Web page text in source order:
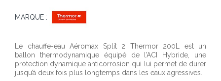
MARQUE :
Le chauffe-eau Aéromax Split 2 Thermor 200L est un
ballon thermodynamique équipé de l’ACI Hybride, une
protection dynamique anticorrosion qui lui permet de durer
jusqu’à deux fois plus longtemps dans les eaux agressives.